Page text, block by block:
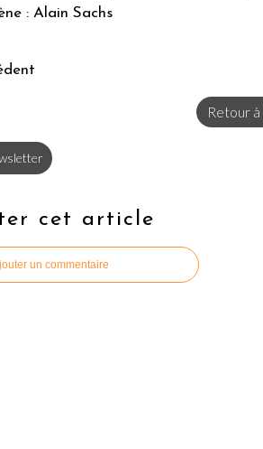
: Alain Sachs
Retour à
cet article
un commentaire